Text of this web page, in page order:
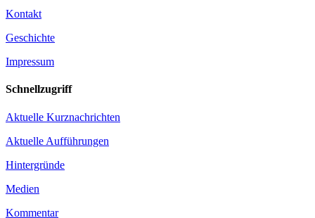
Kontakt
Geschichte
Impressum
Schnellzugriff
Aktuelle Kurznachrichten
Aktuelle Aufführungen
Hintergründe
Medien
Kommentar